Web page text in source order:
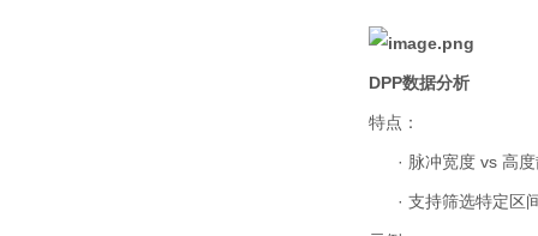
DPP数据分析
特点：
· 脉冲宽度 vs 高
· 支持筛选特定区